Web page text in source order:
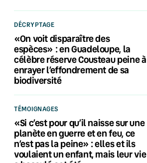
DÉCRYPTAGE
«On voit disparaître des
espèces» : en Guadeloupe, la
célèbre réserve Cousteau peine à
enrayer l’effondrement de sa
biodiversité
TÉMOIGNAGES
«Si c’est pour qu’il naisse sur une
planète en guerre et en feu, ce
n’est pas la peine» : elles et ils
voulaient un enfant, mais leur vie